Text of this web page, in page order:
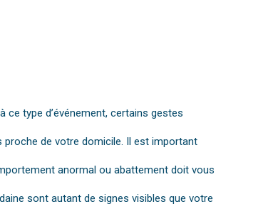
type d’événement, certains gestes
proche de votre domicile. Il est important
anormal ou abattement doit vous
sont autant de signes visibles que votre